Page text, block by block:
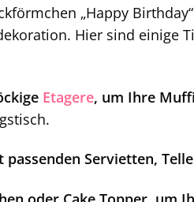
„Happy
Hier sind einige
Etagere, um Ihre
Servietten,